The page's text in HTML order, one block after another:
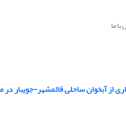
ما
از آبخوان ساحلی قائمشهر-جویبار